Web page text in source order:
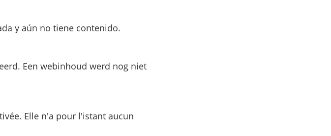
y aún no tiene contenido.
Een webinhoud werd nog niet
Elle n'a pour l'istant aucun